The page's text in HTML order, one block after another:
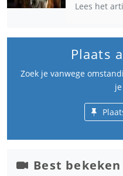
Lees het
Plaats
Zoek je vanwege
Best